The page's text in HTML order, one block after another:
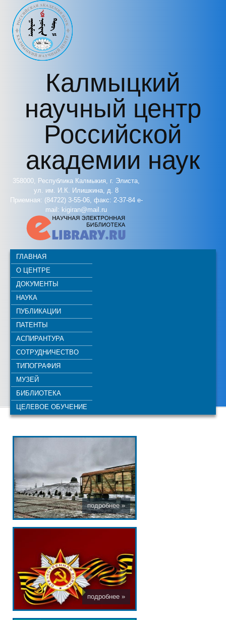
Перейти к основному содержанию
Калмыцкий
научный центр
Российской
академии наук
358000, Республика Калмыкия, г. Элиста,
ул. им. И.К. Илишкина, д. 8
Приемная: (84722) 3-55-06, факс: 2-37-84 e-
mail: kigiran@mail.ru
ГЛАВНАЯ
О ЦЕНТРЕ
ДОКУМЕНТЫ
НАУКА
ПУБЛИКАЦИИ
ПАТЕНТЫ
АСПИРАНТУРА
СОТРУДНИЧЕСТВО
ТИПОГРАФИЯ
МУЗЕЙ
БИБЛИОТЕКА
ЦЕЛЕВОЕ ОБУЧЕНИЕ